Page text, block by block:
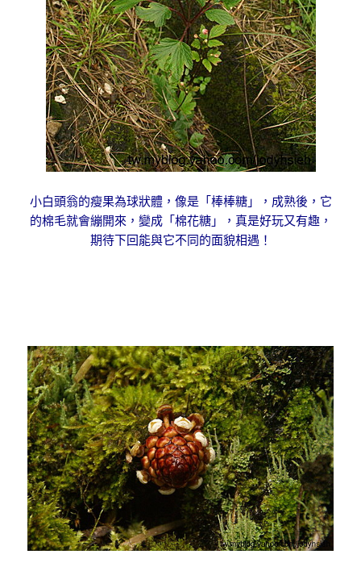
小白頭翁的瘦果為球狀體，像是「棒棒糖」， 成熟後，它
的棉毛就會繃開來，變成「棉花糖」，真是好玩又有趣，
期待下回能與它不同的面貌相遇！